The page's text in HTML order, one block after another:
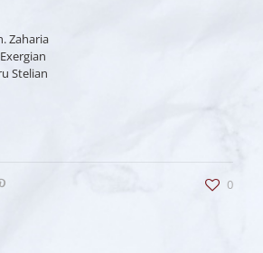
Zaharia
Stelian
0